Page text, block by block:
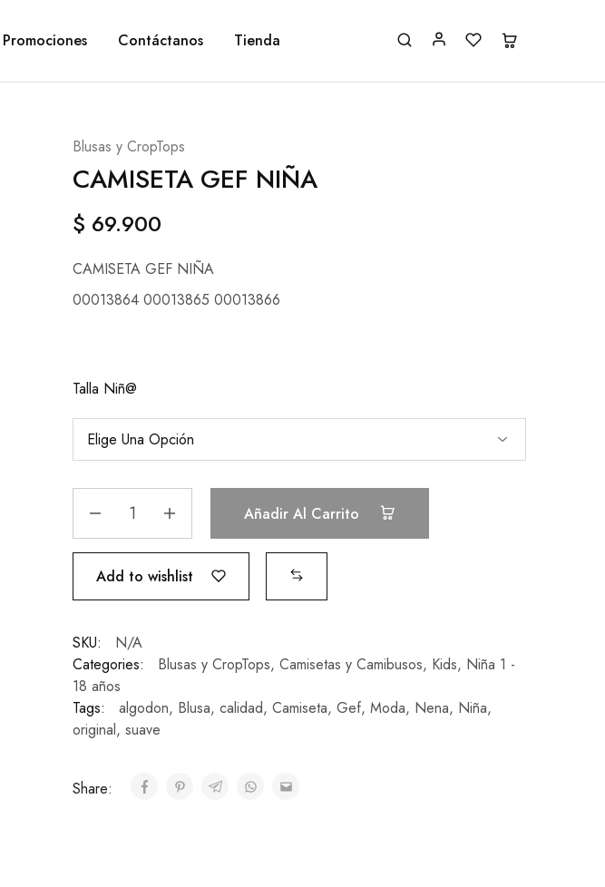
Promociones Contáctanos Tienda
Blusas y CropTops
CAMISETA GEF NIÑA
$ 69.900
CAMISETA GEF NIÑA
00013864 00013865 00013866
Talla Niñ@
Añadir Al Carrito
Add to wishlist
SKU:
N/A
Categories:
Blusas y CropTops, Camisetas y Camibusos, Kids, Niña 1 -
18 años
Tags:
algodon, Blusa, calidad, Camiseta, Gef, Moda, Nena, Niña,
original, suave
Share: